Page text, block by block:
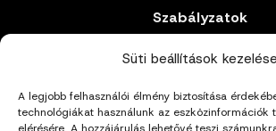
Süti beállítások kezelése
A legjobb felhasználói élmény biztosítása
technológiákat használunk az eszközinformációk
Szabályzatok
Általános Felhasználási
Adatkezelési